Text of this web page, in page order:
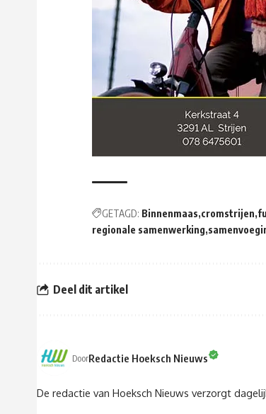
GETAGD: Binnenmaas cromstrijen
regionale samenwerking
Deel dit artikel
DoorRedactie Hoeksch Nieuws
De redactie van Hoeksch Nieuws verzorgt